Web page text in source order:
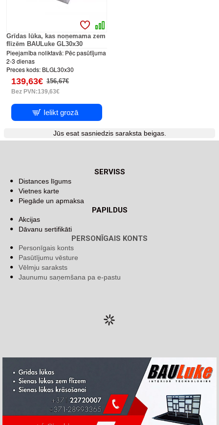
Pieejamība noliktavā: Pēc pasūtījuma
2-3 dienas
Preces kods: BLGL30x30
Grīdas lūka, kas noņemama zem
flīzēm BAULuke GL30x30
139,63€ 156,67€
Bez PVN:139,63€
Ielikt grozā
Jūs esat sasniedzis saraksta beigas.
SERVISS
Distances līgums
Vietnes karte
Piegāde un apmaksa
PAPILDUS
Akcijas
Dāvanu sertifikāti
PERSONĪGAIS KONTS
Personīgais konts
Pasūtījumu vēsture
Vēlmju saraksts
Jaunumu saņemšana pa e-pastu